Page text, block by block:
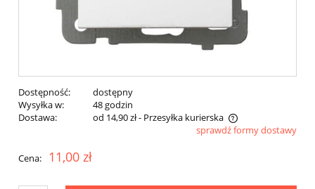
Dostępność:
dostępny
Wysyłka w:
48 godzin
Dostawa:
od 14,90 zł- Przesyłka kurierska
sprawdź formy dostawy
Cena: 11,00 zł